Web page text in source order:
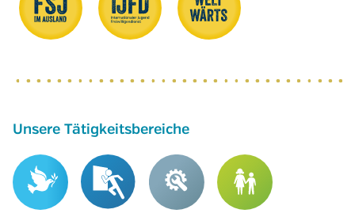
Unsere Tätigkeitsbereiche